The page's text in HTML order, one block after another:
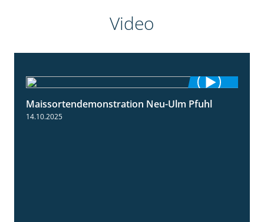
Video
7:10
Maissortendemonstration Neu-Ulm Pfuhl
14.10.2025